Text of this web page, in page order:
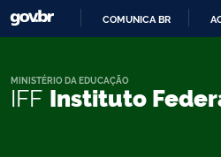
COMUNICA BR
IFF Instituto
MINISTÉRIO DA EDUCAÇÃO